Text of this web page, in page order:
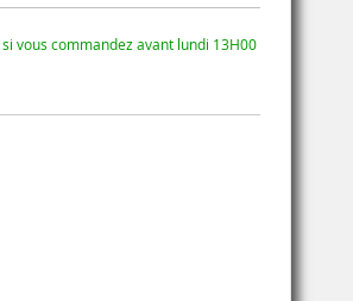
vous commandez avant lundi 13H00